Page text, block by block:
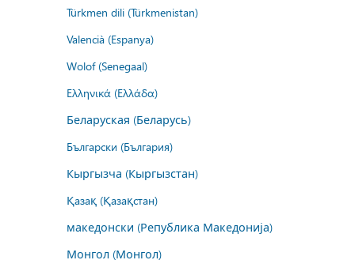
Türkmen dili (Türkmenistan)
Valencià (Espanya)
Wolof (Senegaal)
Ελληνικά (Ελλάδα)
Беларуская (Беларусь)
Български (България)
Кыргызча (Кыргызстан)
Қазақ (Қазақстан)
македонски (Република Македонија)
Монгол (Монгол)